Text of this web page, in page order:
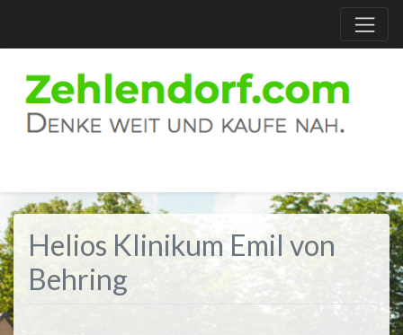
Helios Klinikum Emil von
Behring